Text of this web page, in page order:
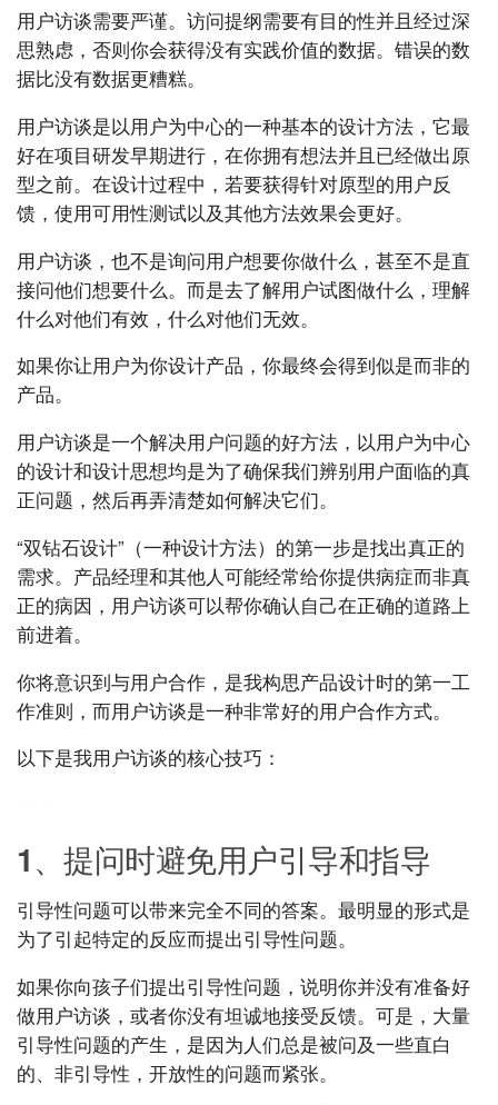
用户访谈需要严谨。访问提纲需要有目的性并且经过深
思熟虑，否则你会获得没有实践价值的数据。错误的数
据比没有数据更糟糕。
用户访谈是以用户为中心的一种基本的设计方法，它最
好在项目研发早期进行，在你拥有想法并且已经做出原
型之前。在设计过程中，若要获得针对原型的用户反
馈，使用可用性测试以及其他方法效果会更好。
用户访谈，也不是询问用户想要你做什么，甚至不是直
接问他们想要什么。而是去了解用户试图做什么，理解
什么对他们有效，什么对他们无效。
如果你让用户为你设计产品，你最终会得到似是而非的
产品。
用户访谈是一个解决用户问题的好方法，以用户为中心
的设计和设计思想均是为了确保我们辨别用户面临的真
正问题，然后再弄清楚如何解决它们。
“双钻石设计”（一种设计方法）的第一步是找出真正的
需求。产品经理和其他人可能经常给你提供病症而非真
正的病因，用户访谈可以帮你确认自己在正确的道路上
前进着。
你将意识到与用户合作，是我构思产品设计时的第一工
作准则，而用户访谈是一种非常好的用户合作方式。
以下是我用户访谈的核心技巧：
1、提问时避免用户引导和指导
引导性问题可以带来完全不同的答案。最明显的形式是
为了引起特定的反应而提出引导性问题。
如果你向孩子们提出引导性问题，说明你并没有准备好
做用户访谈，或者你没有坦诚地接受反馈。可是，大量
引导性问题的产生，是因为人们总是被问及一些直白
的、非引导性，开放性的问题而紧张。